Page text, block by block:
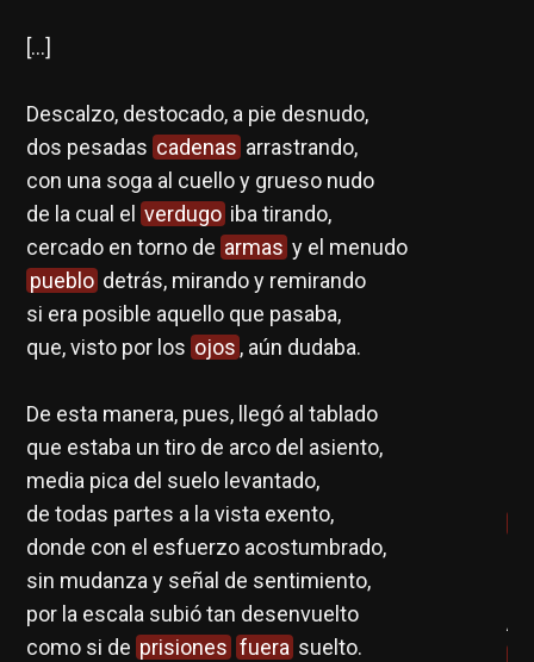
[…]
Descalzo, destocado, a pie desnudo,
dos pesadas cadenas arrastrando,
con una soga al cuello y grueso nudo
de la cual el verdugo iba tirando,
cercado en torno de armas y el menudo
pueblo detrás, mirando y remirando
si era posible aquello que pasaba,
que, visto por los ojos , aún dudaba.
De esta manera, pues, llegó al tablado
que estaba un tiro de arco del asiento,
media pica del suelo levantado,
de todas partes a la vista exento,
donde con el esfuerzo acostumbrado,
sin mudanza y señal de sentimiento,
por la escala subió tan desenvuelto
como si de prisiones fuera suelto.